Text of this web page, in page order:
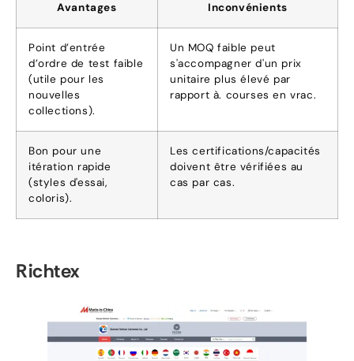
Avantages Inconvénients
Point d’entrée
d’ordre de test faible
(utile pour les
nouvelles
collections).
Un MOQ faible peut
s'accompagner d'un prix
unitaire plus élevé par
rapport à. courses en vrac.
Bon pour une
itération rapide
(styles d'essai,
coloris).
Les certifications/capacités
doivent être vérifiées au
cas par cas.
Richtex